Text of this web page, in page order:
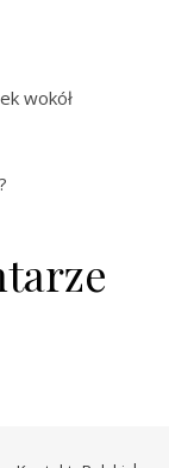
wokół